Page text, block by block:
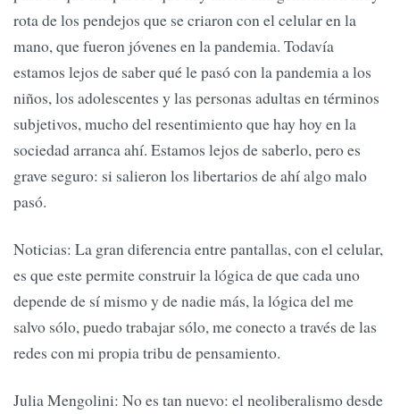
rota de los pendejos que se criaron con el celular en la
mano, que fueron jóvenes en la pandemia. Todavía
estamos lejos de saber qué le pasó con la pandemia a los
niños, los adolescentes y las personas adultas en términos
subjetivos, mucho del resentimiento que hay hoy en la
sociedad arranca ahí. Estamos lejos de saberlo, pero es
grave seguro: si salieron los libertarios de ahí algo malo
pasó.
Noticias: La gran diferencia entre pantallas, con el celular,
es que este permite construir la lógica de que cada uno
depende de sí mismo y de nadie más, la lógica del me
salvo sólo, puedo trabajar sólo, me conecto a través de las
redes con mi propia tribu de pensamiento.
Julia Mengolini: No es tan nuevo: el neoliberalismo desde